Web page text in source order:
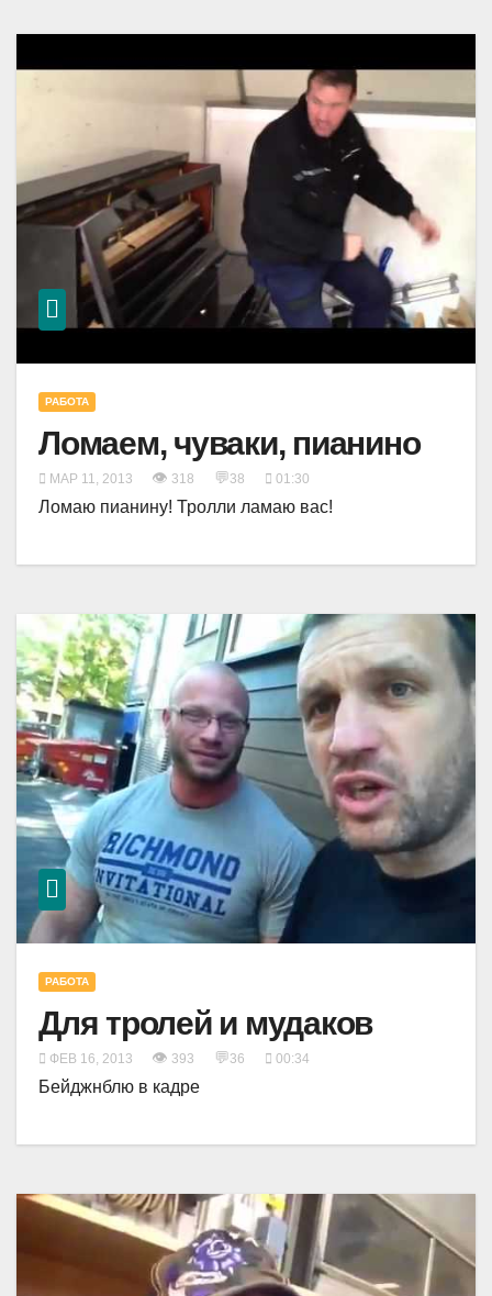
РАБОТА
Ломаем, чуваки, пианино
МАР 11, 2013 👁 318 💬38 01:30
Ломаю пианину! Тролли ламаю вас!
РАБОТА
Для тролей и мудаков
ФЕВ 16, 2013 👁 393 💬36 00:34
Бейджнблю в кадре